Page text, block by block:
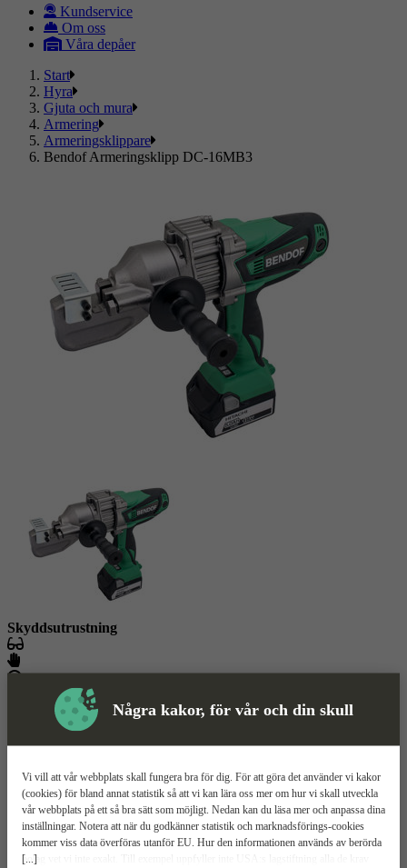
Några kakor, för vår och din skull
[...]
Vi vill att vår webbplats skall fungera bra för dig. För att göra det använder vi kakor
(cookies) för bland annat statistik så att vi kan lära oss mer om hur vi skall utveckla
vår webbplats på ett så bra sätt som möjligt. Nedan kan du läsa mer och anpassa dina
inställningar. Notera att när du godkänner statistik och marknadsförings-cookies
kommer viss data överföras utanför EU. Hur den informationen används av berörda
bolag vet vi inte exakt. Till exempel uppfyller inte USA:s lagstiftning alla de krav
Kundservice
Om oss
Våra depåer
Start
Hyra
Gjuta och mura
Armering
Armeringsklippare
Bendof Armeringsklipp DC-16MB3
Skyddsutrustning
Armeringsklipp
Bendof DC-16MB3
Splitterskydd
4 sek/klipp
Vridbart klipphuvud
Relaterade
Mer information Teknisk spec
Manualer & dokument